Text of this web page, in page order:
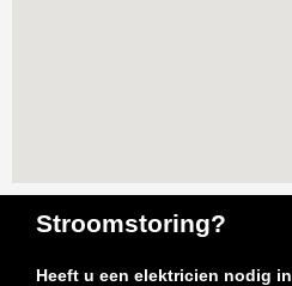
Stroomstoring?
Heeft u een elektricien nodig